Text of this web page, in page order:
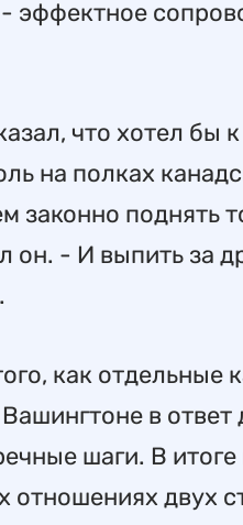
эффектное
что хотел бы
на полках
законно поднять
он. - И выпить за
как отдельные
в ответ
шаги. В итоге
отношениях двух